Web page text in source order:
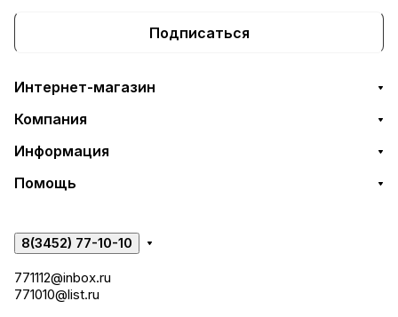
Подписаться
Интернет-магазин
Компания
Информация
Помощь
8(3452) 77-10-10
771112@inbox.ru
771010@list.ru